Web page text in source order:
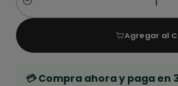
Cantidad
Agregar al
💳 Compra ahora y paga en